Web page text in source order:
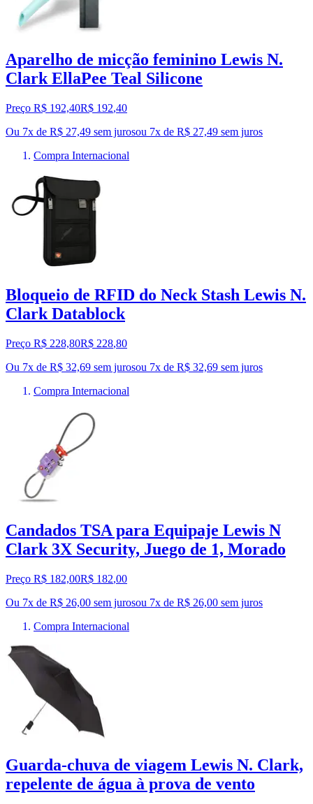
Aparelho de micção feminino Lewis N.
Clark EllaPee Teal Silicone
Preço R$ 192,40R$ 192,40
Ou 7x de R$ 27,49 sem jurosou 7x de R$ 27,49 sem juros
Compra Internacional
Bloqueio de RFID do Neck Stash Lewis N.
Clark Datablock
Preço R$ 228,80R$ 228,80
Ou 7x de R$ 32,69 sem jurosou 7x de R$ 32,69 sem juros
Compra Internacional
Candados TSA para Equipaje Lewis N
Clark 3X Security, Juego de 1, Morado
Preço R$ 182,00R$ 182,00
Ou 7x de R$ 26,00 sem jurosou 7x de R$ 26,00 sem juros
Compra Internacional
Guarda-chuva de viagem Lewis N. Clark,
repelente de água à prova de vento